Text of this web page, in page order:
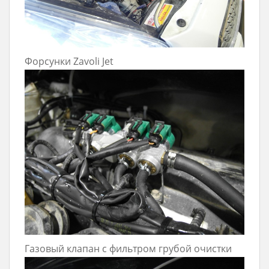
Форсунки Zavoli Jet
Газовый клапан с фильтром грубой очистки